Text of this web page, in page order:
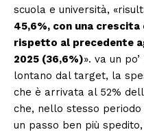
scuola e università,
45,6%, con una
rispetto al precedente
2025 (36,6%)». va un
lontano dal target, la
che è arrivata al 52%
che, nello stesso
un passo ben più